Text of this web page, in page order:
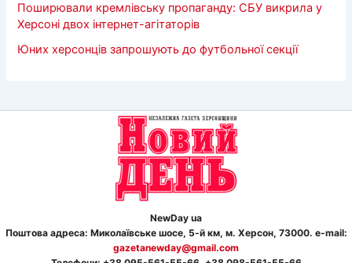
Поширювали кремлівську пропаганду: СБУ викрила у
Херсоні двох інтернет-агітаторів
Юних херсонців запрошують до футбольної секції
NewDay ua
Поштова адреса: Миколаївське шосе, 5-й км, м. Херсон, 73000. e-mail:
gazetanewday@gmail.com